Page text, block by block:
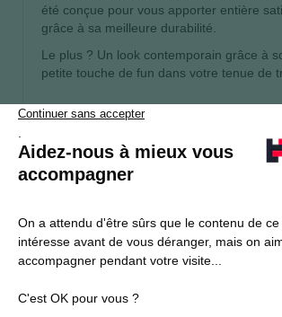
été conçue pour vous apporter entière
grâce à sa meilleure durabilité.
Le plus ? Un look contemporain grâce à
petite touche de fun dans votre tenue de
Je souhaite m'inscrire à la newsletter